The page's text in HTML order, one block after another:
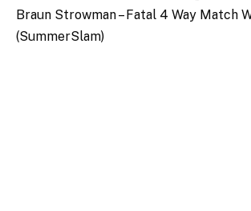
Braun Strowman – Fatal 4 Way Match
(SummerSlam)